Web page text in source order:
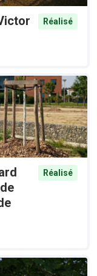
Réalisé
Réalisé